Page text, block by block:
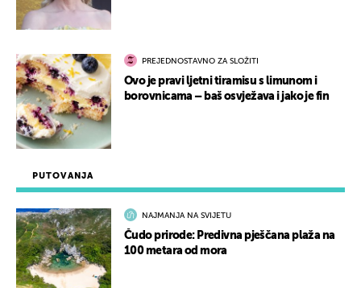
PUTOVANJA
NAJMANJA NA SVIJETU
Čudo prirode: Predivna pješčana plaža na
100 metara od mora
PREJEDNOSTAVNO ZA SLOŽITI
Ovo je pravi ljetni tiramisu s limunom i
borovnicama – baš osvježava i jako je fin